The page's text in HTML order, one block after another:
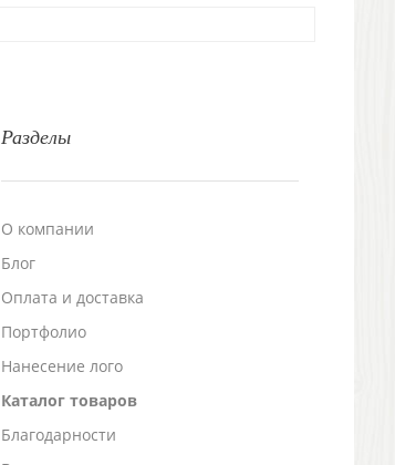
Разделы
О компании
Блог
Оплата и доставка
Портфолио
Нанесение лого
Каталог товаров
Благодарности